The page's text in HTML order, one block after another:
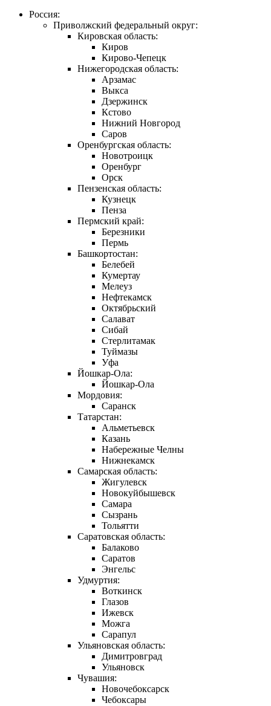
Россия:
Приволжский федеральный округ:
Кировская область:
Киров
Кирово-Чепецк
Нижегородская область:
Арзамас
Выкса
Дзержинск
Кстово
Нижний Новгород
Саров
Оренбургская область:
Новотроицк
Оренбург
Орск
Пензенская область:
Кузнецк
Пенза
Пермский край:
Березники
Пермь
Башкортостан:
Белебей
Кумертау
Мелеуз
Нефтекамск
Октябрьский
Салават
Сибай
Стерлитамак
Туймазы
Уфа
Йошкар-Ола:
Йошкар-Ола
Мордовия:
Саранск
Татарстан:
Альметьевск
Казань
Набережные Челны
Нижнекамск
Самарская область:
Жигулевск
Новокуйбышевск
Самара
Сызрань
Тольятти
Саратовская область:
Балаково
Саратов
Энгельс
Удмуртия:
Воткинск
Глазов
Ижевск
Можга
Сарапул
Ульяновская область:
Димитровград
Ульяновск
Чувашия:
Новочебоксарск
Чебоксары